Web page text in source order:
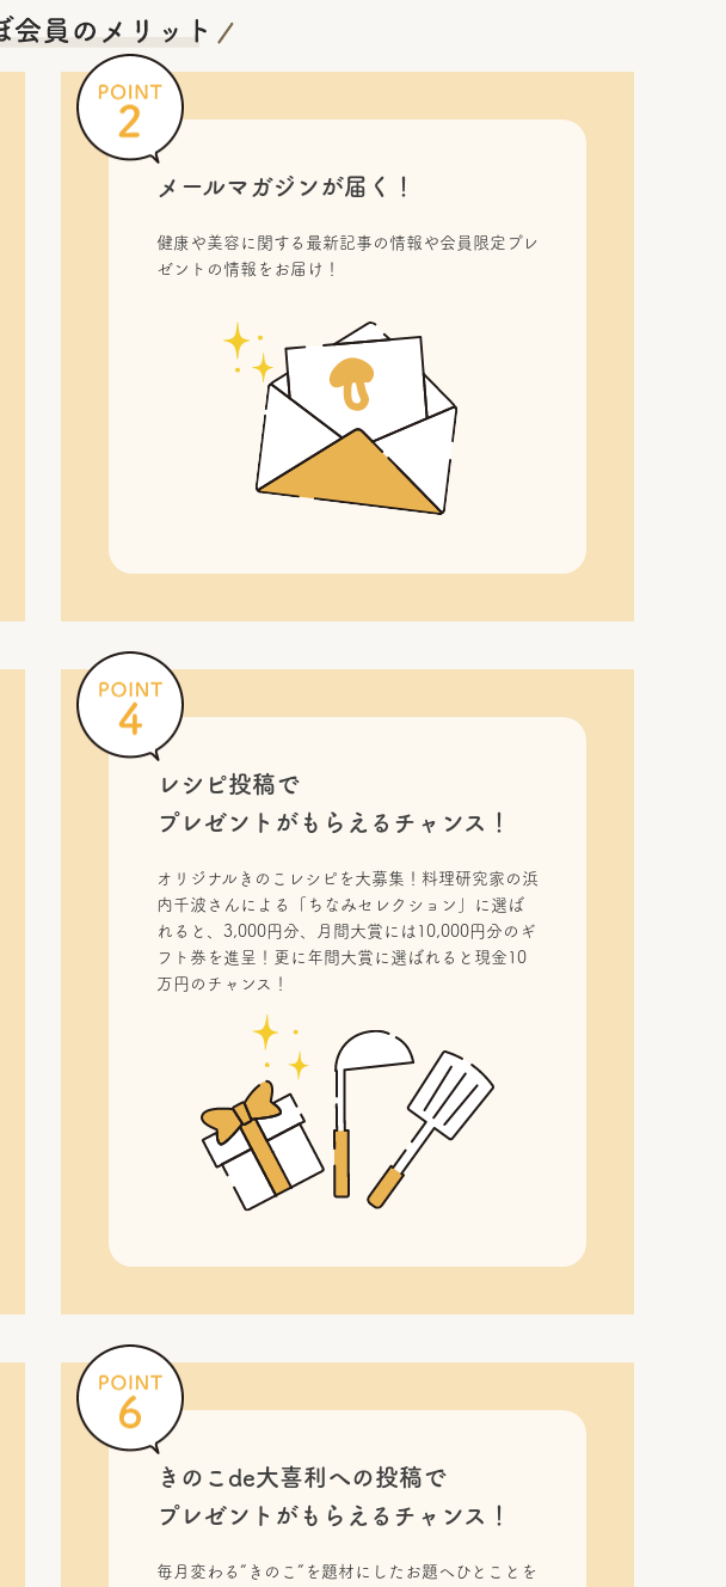
メールマガジンが届く！
健康や美容に関する最新記事の情報や会員限定プレ
ゼントの情報をお届け！
レシピ投稿で
プレゼントがもらえるチャンス！
オリジナルきのこレシピを大募集！料理研究家の浜
内千波さんによる「ちなみセレクション」に選ば
れると、3,000円分、月間大賞には10,000円分のギ
フト券を進呈！更に年間大賞に選ばれると現金10
万円のチャンス！
きのこde大喜利への投稿で
プレゼントがもらえるチャンス！
毎月変わる“きのこ”を題材にしたお題へひとことを